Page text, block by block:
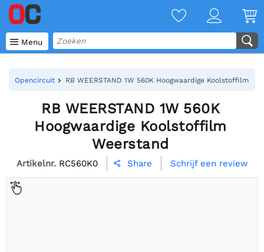
 Menu
Opencircuit RB WEERSTAND 1W 560K Hoogwaardige Koolstoffilm
RB WEERSTAND 1W 560K
Hoogwaardige Koolstoffilm
Weerstand
Artikelnr. RC560K0  Share Schrijf een review